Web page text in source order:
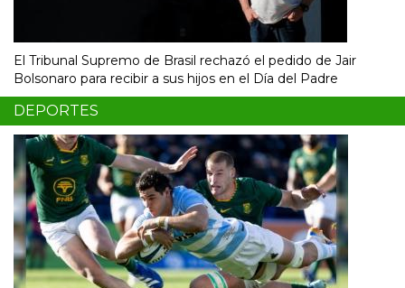
El Tribunal Supremo de Brasil rechazó el pedido de Jair
Bolsonaro para recibir a sus hijos en el Día del Padre
DEPORTES